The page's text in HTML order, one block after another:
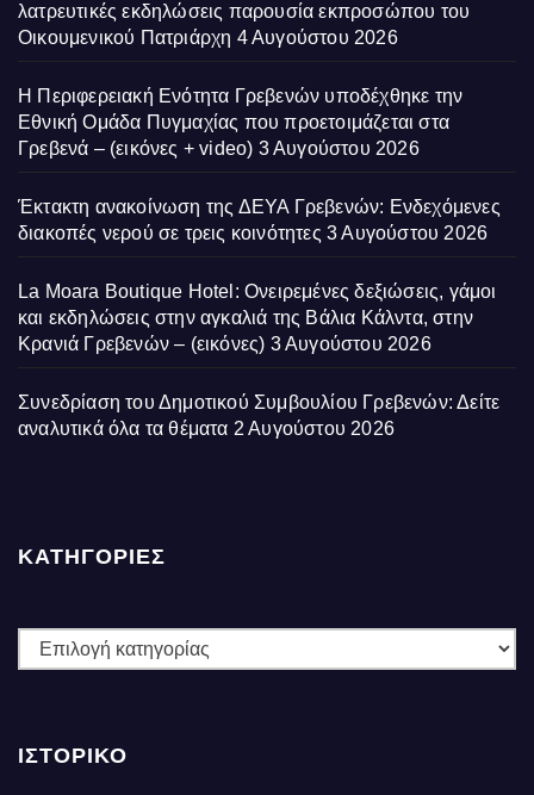
λατρευτικές εκδηλώσεις παρουσία εκπροσώπου του
Οικουμενικού Πατριάρχη 4 Αυγούστου 2026
Η Περιφερειακή Ενότητα Γρεβενών υποδέχθηκε την
Εθνική Ομάδα Πυγμαχίας που προετοιμάζεται στα
Γρεβενά – (εικόνες + video) 3 Αυγούστου 2026
Έκτακτη ανακοίνωση της ΔΕΥΑ Γρεβενών: Ενδεχόμενες
διακοπές νερού σε τρεις κοινότητες 3 Αυγούστου 2026
La Moara Boutique Hotel: Ονειρεμένες δεξιώσεις, γάμοι
και εκδηλώσεις στην αγκαλιά της Βάλια Κάλντα, στην
Κρανιά Γρεβενών – (εικόνες) 3 Αυγούστου 2026
Συνεδρίαση του Δημοτικού Συμβουλίου Γρεβενών: Δείτε
αναλυτικά όλα τα θέματα 2 Αυγούστου 2026
ΚΑΤΗΓΟΡΙΕΣ
ΚΑΤΗΓΟΡΙΕΣ
ΙΣΤΟΡΙΚΌ